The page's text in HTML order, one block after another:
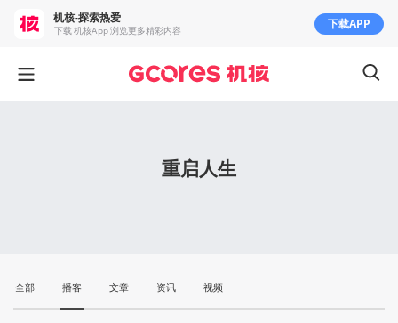
重启人生
全部 播客 文章 资讯 视频
机核-探索热爱
下载 机核App 浏览更多精彩内容 下载APP